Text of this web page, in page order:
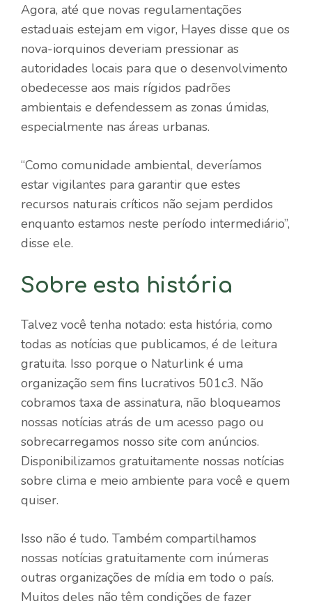
Agora, até que novas regulamentações
estaduais estejam em vigor, Hayes disse que os
nova-iorquinos deveriam pressionar as
autoridades locais para que o desenvolvimento
obedecesse aos mais rígidos padrões
ambientais e defendessem as zonas úmidas,
especialmente nas áreas urbanas.
“Como comunidade ambiental, deveríamos
estar vigilantes para garantir que estes
recursos naturais críticos não sejam perdidos
enquanto estamos neste período intermediário”,
disse ele.
Sobre esta história
Talvez você tenha notado: esta história, como
todas as notícias que publicamos, é de leitura
gratuita. Isso porque o Naturlink é uma
organização sem fins lucrativos 501c3. Não
cobramos taxa de assinatura, não bloqueamos
nossas notícias atrás de um acesso pago ou
sobrecarregamos nosso site com anúncios.
Disponibilizamos gratuitamente nossas notícias
sobre clima e meio ambiente para você e quem
quiser.
Isso não é tudo. Também compartilhamos
nossas notícias gratuitamente com inúmeras
outras organizações de mídia em todo o país.
Muitos deles não têm condições de fazer